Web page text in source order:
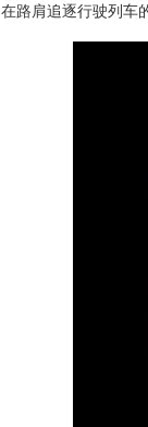
在路肩追逐行驶列车